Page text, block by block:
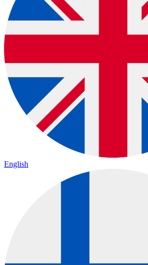
English